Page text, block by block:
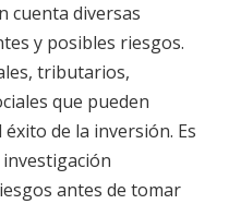
cuenta diversas
y posibles riesgos.
tributarios,
que pueden
de la inversión. Es
antes de tomar